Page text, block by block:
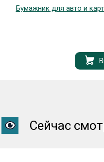
Бумажник для авто и
Сейчас